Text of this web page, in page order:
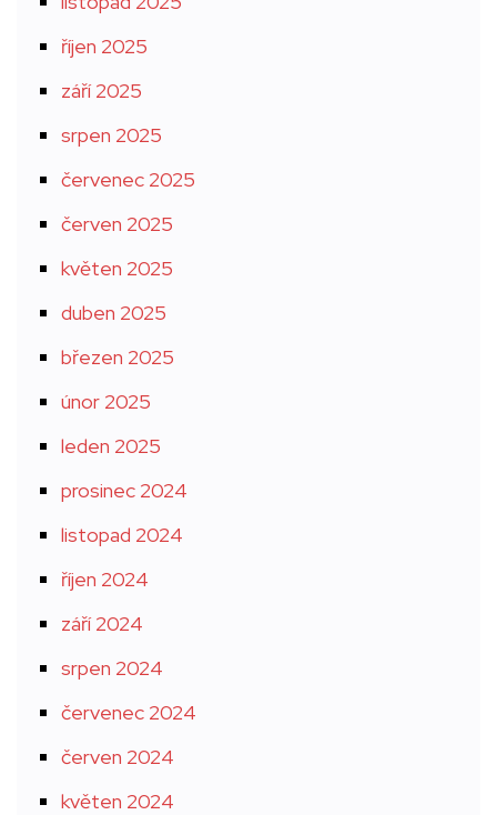
říjen 2025
září 2025
srpen 2025
červenec 2025
červen 2025
květen 2025
duben 2025
březen 2025
únor 2025
leden 2025
prosinec 2024
listopad 2024
říjen 2024
září 2024
srpen 2024
červenec 2024
červen 2024
květen 2024